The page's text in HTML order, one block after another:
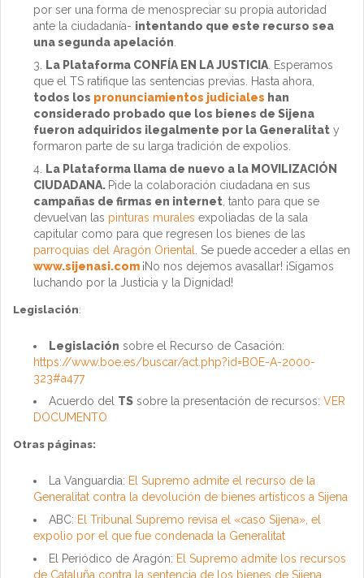
por ser una forma de menospreciar su propia autoridad
ante la ciudadanía- intentando que este recurso sea
una segunda apelación.
La Plataforma CONFÍA EN LA JUSTICIA. Esperamos
que el TS ratifique las sentencias previas. Hasta ahora,
todos los pronunciamientos judiciales han
considerado probado que los bienes de Sijena
fueron adquiridos ilegalmente por la Generalitat y
formaron parte de su larga tradición de expolios.
La Plataforma llama de nuevo a la MOVILIZACIÓN
CIUDADANA. Pide la colaboración ciudadana en sus
campañas de firmas en internet, tanto para que se
devuelvan las pinturas murales expoliadas de la sala
capitular como para que regresen los bienes de las
parroquias del Aragón Oriental. Se puede acceder a ellas en
www.sijenasi.com ¡No nos dejemos avasallar! ¡Sigamos
luchando por la Justicia y la Dignidad!
Legislación:
Legislación sobre el Recurso de Casación:
https://www.boe.es/buscar/act.php?id=BOE-A-2000-
323#a477
Acuerdo del TS sobre la presentación de recursos: VER
DOCUMENTO
Otras páginas:
La Vanguardia: El Supremo admite el recurso de la
Generalitat contra la devolución de bienes artísticos a Sijena
ABC: El Tribunal Supremo revisa el «caso Sijena», el
expolio por el que fue condenada la Generalitat
El Periódico de Aragón: El Supremo admite los recursos
de Cataluña contra la sentencia de los bienes de Sijena